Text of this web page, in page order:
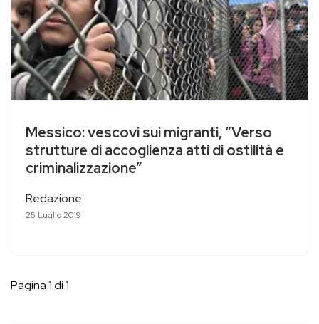
Messico: vescovi sui migranti, “Verso
strutture di accoglienza atti di ostilità e
criminalizzazione”
Redazione
25 Luglio 2019
Pagina 1 di 1